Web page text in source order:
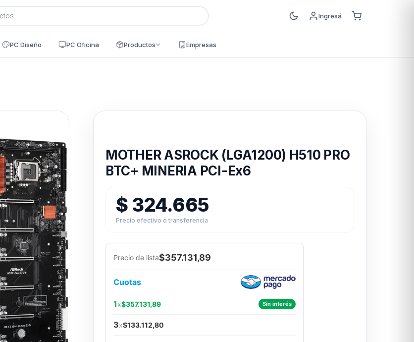
Ingresá
PC Diseño PC Oficina Productos Empresas
MOTHER ASROCK (LGA1200) H510 PRO
BTC+ MINERIA PCI-Ex6
$ 324.665
Precio efectivo o transferencia
Precio de lista$357.131,89
Cuotas
1x$357.131,89 Sin interés
3x$133.112,80